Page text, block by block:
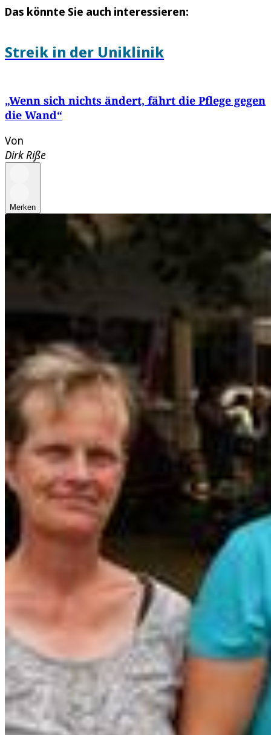
Das könnte Sie auch interessieren:
Streik in der Uniklinik
„Wenn sich nichts ändert, fährt die Pflege gegen
die Wand“
Von
Dirk Riße
Merken